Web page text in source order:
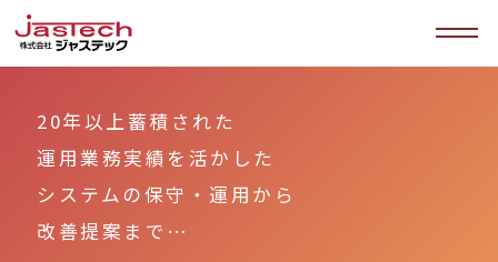
20年以上蓄積された
運用業務実績を活かした
システムの保守・運用から
改善提案まで…